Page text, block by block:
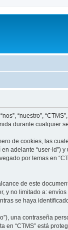
“nuestro”,
durante cualquier
de cookies, las
adelante “user-id”)
por temas en
de este
no limitado a:
se haya
una contraseña
“CTMS” está